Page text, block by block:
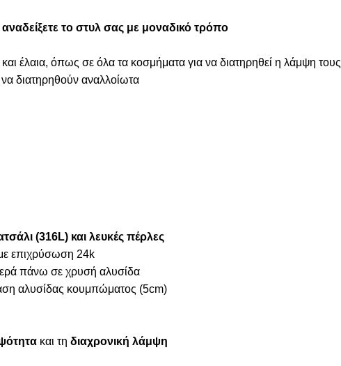
αναδείξετε το στυλ σας με μοναδικό τρόπο
έλαια, όπως σε όλα τα κοσμήματα για να διατηρηθεί η λάμψη τους
διατηρηθούν αναλλοίωτα
(316L) και λευκές πέρλες
με επιχρύσωση 24k
πάνω σε χρυσή αλυσίδα
αλυσίδας κουμπώματος (5cm)
και τη διαχρονική λάμψη